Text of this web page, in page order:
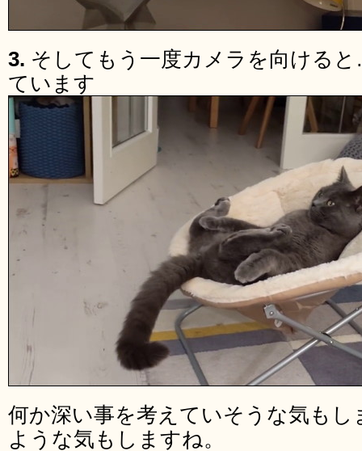
3. そしてもう一度カメラを向ける
ています
何か深い事を考えていそうな気も
ような気もしますね。